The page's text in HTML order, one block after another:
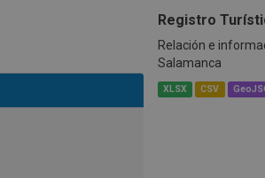
Registro
Relación e
Salamanca
XLSX CSV